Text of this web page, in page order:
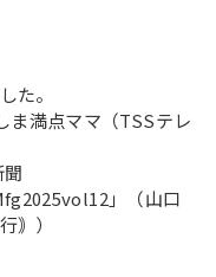
た。
ま満点ママ（TSSテレ
」（山口
｠）